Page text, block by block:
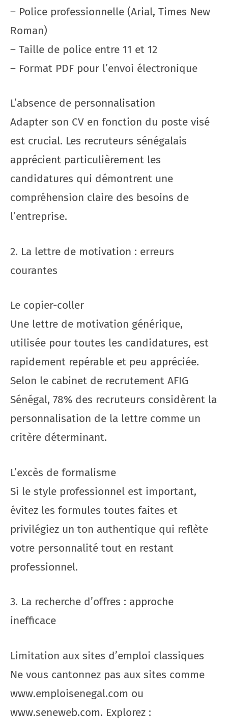
– Police professionnelle (Arial, Times New
Roman)
– Taille de police entre 11 et 12
– Format PDF pour l’envoi électronique
L’absence de personnalisation
Adapter son CV en fonction du poste visé
est crucial. Les recruteurs sénégalais
apprécient particulièrement les
candidatures qui démontrent une
compréhension claire des besoins de
l’entreprise.
2. La lettre de motivation : erreurs
courantes
Le copier-coller
Une lettre de motivation générique,
utilisée pour toutes les candidatures, est
rapidement repérable et peu appréciée.
Selon le cabinet de recrutement AFIG
Sénégal, 78% des recruteurs considèrent la
personnalisation de la lettre comme un
critère déterminant.
L’excès de formalisme
Si le style professionnel est important,
évitez les formules toutes faites et
privilégiez un ton authentique qui reflète
votre personnalité tout en restant
professionnel.
3. La recherche d’offres : approche
inefficace
Limitation aux sites d’emploi classiques
Ne vous cantonnez pas aux sites comme
www.emploisenegal.com ou
www.seneweb.com. Explorez :